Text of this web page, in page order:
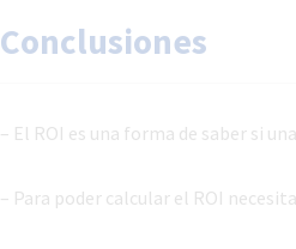
Conclusiones
– El ROI es una forma de saber si una
– Para poder calcular el ROI